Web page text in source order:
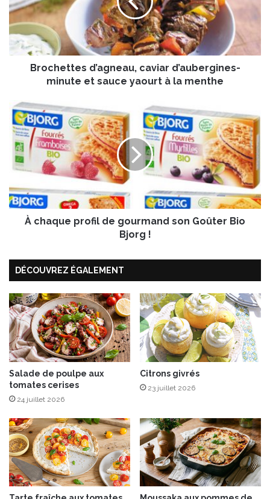
h
e
t
e
a
g
n
u
c
a
r
’
a
u
b
e
r
g
i
n
e
-
m
i
n
u
t
Brochettes d’agneau, caviar d’aubergines-
minute et sauce yaourt à la menthe
À
c
h
u
p
r
l
e
g
o
u
r
m
a
n
d
s
n
G
o
û
t
e
À chaque profil de gourmand son Goûter Bio
Bjorg !
DÉCOUVREZ ÉGALEMENT
Salade de poulpe aux
tomates cerises
24 juillet 2026
Citrons givrés
23 juillet 2026